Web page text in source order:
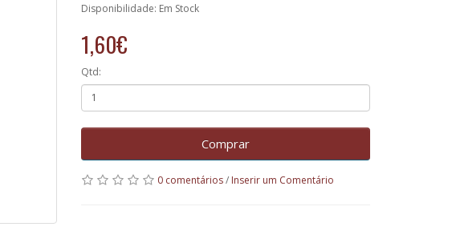
Disponibilidade: Em Stock
1,60€
Qtd:
Comprar
0 comentários/ Inserir um Comentário